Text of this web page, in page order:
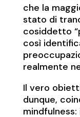
che la
stato di
cosiddetto
così
realmente
Il vero
dunque,